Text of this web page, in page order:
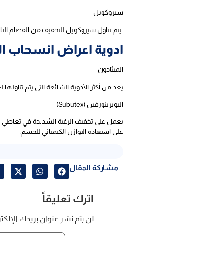
سيروكويل
يتم تناول سيروكويل للتخفيف من الفصام
ادوية اعراض انسحاب
الميثادون
يعد من أكثر الأدوية الشائعة التي يتم
البوبرينورفين (Subutex)
يعمل على تخفيف الرغبة الشديدة في تعاطي
على استعادة التوازن الكيميائي للجسم.
مشاركة المقال
اترك تعليقاً
لن يتم نشر عنوان بريدك